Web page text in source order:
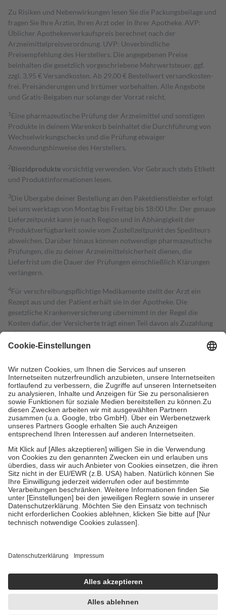
Zu Risiken und Nebenwirkungen lesen Sie die Packungsbeilage und
fragen Sie Ihre Ärztin, Ihren Arzt oder in Ihrer Apotheke. AVP:
Üblicher Apothekenverkaufspreis berechnet nach der
Arzneimittelpreisverordnung. UVP: Unverbindliche
Preisempfehlung des Herstellers. Die angegebenen Preise
beinhalten die gesetzlich vorgeschriebene Mehrwertsteuer, ggf.
zzgl. 3,95 € Versandkosten. Ab 29,00 € Bestell­wert versand­kosten­
frei. Preisänderungen und Irrtümer vorbehalten. Alle Angebote
und Gratis-Beigaben nur solange der Vorrat reicht.
1 Eine pharmazeutische Prüfung der Arzneimittel und sonstigen
Produkte in deinem Warenkorb beinhaltet die Durchführung von
Wechselwirkungschecks und die Prüfung etwaiger
Anwendungshinweise des Herstellers.
2Biozidproduktevorsichtig verwenden. Vor Gebrauch stets Etikett
und Produktinformationen lesen.
3Die Übergabe deiner Bestellung an den Paketdienstleister erfolgt
bei uns werktags von Montag bis Freitag bis 18:00 Uhr. Der genaue
Lieferzeitpunkt kann je nach Region und in Abhängigkeit der
Produktverfügbarkeit sowie vom Zustellzeitpunkt des Spediteurs
abweichen. Darüber hinaus können notwendige pharmazeutische
Prüfungen, die zu deiner Arzneimittelsicherheit dienen, die
Lieferfrist um die Dauer der Prüfungen einschließlich Klärungen
verlängern.
4Für verschreibungspflichtige Medikamente stellt der Arzt ein
Rezept aus und der Patient erhält sie in der Apotheke. Die
gesetzliche Krankenversicherung übernimmt in der Regel die
Kosten dafür, der Versicherte trägt einen Teil davon als Zuzahlung
mit.
Grundsätzlich leisten Mitglieder Zuzahlungen in Höhe von zehn
höchstens zehn Euro.
Es sind jedoch nie mehr als die tatsächlichen
Kosten der Leistung zu entrichten.
Diese Regeln gelten grundsätzlich auch für Online-Apotheken.
Bei Heilmitteln und häuslicher Krankenpflege beträgt die
Zuzahlung zehn Prozent der Kosten sowie zehn Euro je
Verordnung.
Um das Engagement der Versicherten für ihre eigene Gesundheit zu
stärken und die besondere Stellung der Familie zu unterstützen,
fallenkeine Zuzahlungenan bei:
• Kindern und Jugendlichen bis zum vollendeten 18. Lebensjahr
mit Ausnahme der Fahrkosten
• Untersuchungen zur Vorsorge und Früherkennung, die von der
GKV getragen werden
• empfohlenen Schutzimpfungen
• Harn- und Blutteststreifen
getroffen, um sicherzustellen, dass es sich um echte Bewertungen
https://help.etrusted.com/hc/de/articles/4419944605341
Einige Bilder und Inhalte wurden unter Zuhilfenahme künstlicher